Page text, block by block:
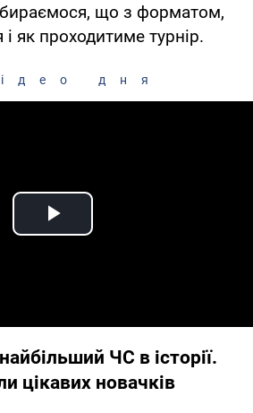
що з форматом,
як проходитиме турнір.
дня
Play Video
ЧС в історії.
цікавих новачків